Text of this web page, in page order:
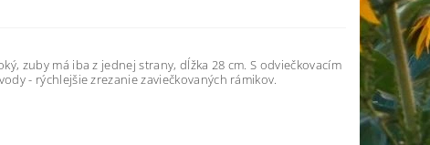
zuby má iba z jednej strany, dĺžka 28 cm. S odviečkovacím
- rýchlejšie zrezanie zaviečkovaných rámikov.